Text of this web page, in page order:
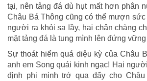
tại, nên tảng đá dù hụt mất hơn phân
Châu Bá Thông cũng có thể mượn
người ra khỏi sa lầy, hai chân chàng
mặt tảng đá là tung mình lên đứng
Sự thoát hiểm quá diệu kỳ của Châu
anh em Song quái kinh ngạc! Hai
định phi mình trở qua đẩy cho